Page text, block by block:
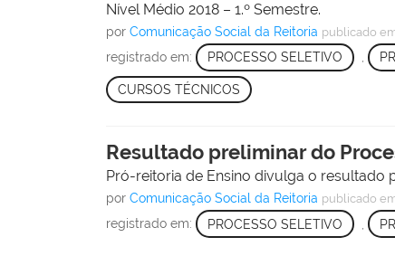
Nível Médio 2018 – 1.º Semestre.
porComunicação Social da Reitoria publicado
registrado em: PROCESSO SELETIVO ,
CURSOS TÉCNICOS
Resultado preliminar do
Pró-reitoria de Ensino divulga o resultado
porComunicação Social da Reitoria publicado
registrado em: PROCESSO SELETIVO